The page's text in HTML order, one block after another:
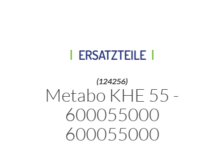
ERSATZTEILE
(124256)
Metabo KHE 55 -
600055000
600055000